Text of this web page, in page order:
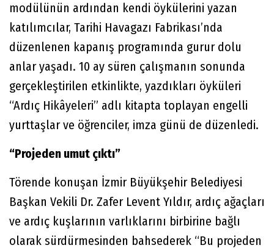
modülünün ardından kendi öykülerini yazan
katılımcılar, Tarihi Havagazı Fabrikası’nda
düzenlenen kapanış programında gurur dolu
anlar yaşadı. 10 ay süren çalışmanın sonunda
gerçekleştirilen etkinlikte, yazdıkları öyküleri
“Ardıç Hikâyeleri” adlı kitapta toplayan engelli
yurttaşlar ve öğrenciler, imza günü de düzenledi.
“Projeden umut çıktı”
Törende konuşan İzmir Büyükşehir Belediyesi
Başkan Vekili Dr. Zafer Levent Yıldır, ardıç ağaçları
ve ardıç kuşlarının varlıklarını birbirine bağlı
olarak sürdürmesinden bahsederek “Bu projeden